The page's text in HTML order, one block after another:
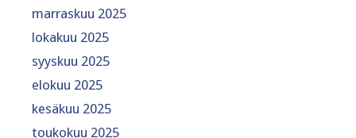
marraskuu 2025
lokakuu 2025
syyskuu 2025
elokuu 2025
kesäkuu 2025
toukokuu 2025